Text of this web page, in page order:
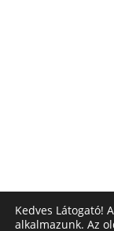
Kedves Látogató!
alkalmazunk. Az